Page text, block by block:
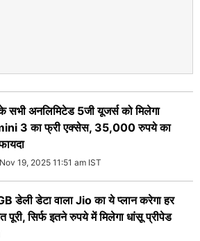
सभी अनलिमिटेड 5जी यूजर्स को मिलेगा
3 का फ्री एक्सेस, 35,000 रुपये का
19, 2025 11:51 am IST
डेली डेटा वाला Jio का ये प्लान करेगा हर
पूरी, सिर्फ इतने रुपये में मिलेगा धांसू प्रीपेड